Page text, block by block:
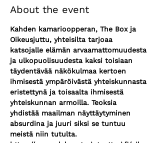
About the event
Kahden kamarioopperan, The Box ja
Oikeusjuttu, yhteisilta tarjoaa
katsojalle elämän arvaamattomuudesta
ja ulkopuolisuudesta kaksi toisiaan
täydentävää näkökulmaa kertoen
ihmisestä ympäröivästä yhteiskunnasta
eristettynä ja toisaalta ihmisestä
yhteiskunnan armoilla. Teoksia
yhdistää maailman näyttäytyminen
absurdina ja juuri siksi se tuntuu
meistä niin tutulta.